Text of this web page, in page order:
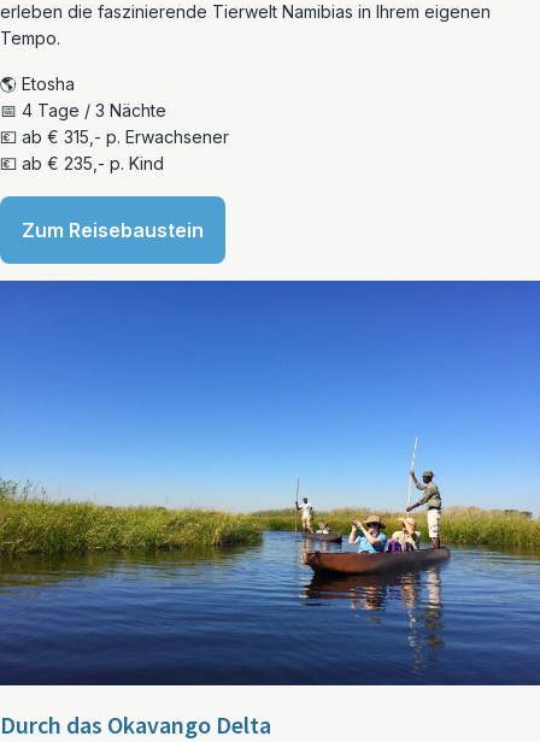
erleben die faszinierende Tierwelt Namibias in Ihrem eigenen
Tempo.
🌎 Etosha
📅 4 Tage / 3 Nächte
💶 ab € 315,- p. Erwachsener
💶 ab € 235,- p. Kind
Zum Reisebaustein
Durch das Okavango Delta